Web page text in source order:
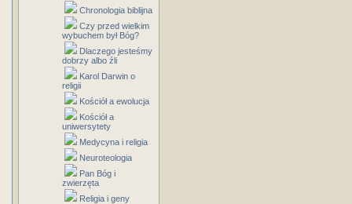
Chronologia biblijna
Czy przed wielkim
wybuchem był Bóg?
Dlaczego jesteśmy
dobrzy albo źli
Karol Darwin o
religii
Kościół a ewolucja
Kościół a
uniwersytety
Medycyna i religia
Neuroteologia
Pan Bóg i
zwierzęta
Religia i geny